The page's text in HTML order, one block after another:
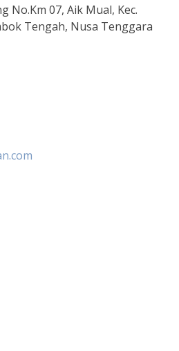
No.Km 07, Aik Mual, Kec.
Tengah, Nusa Tenggara